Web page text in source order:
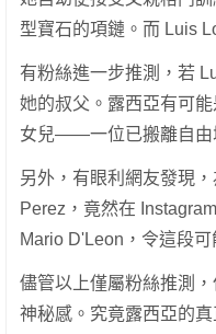
型寶石的項鏈。而 Luis
有粉絲進一步推測，若
她的叔父。露西亞有可
女兒——一位已搬離自由
另外，有眼利網友發現
Perez，竟然在
Mario D'Leon，令這段
儘管以上僅屬粉絲推測
神秘感。究竟露西亞的